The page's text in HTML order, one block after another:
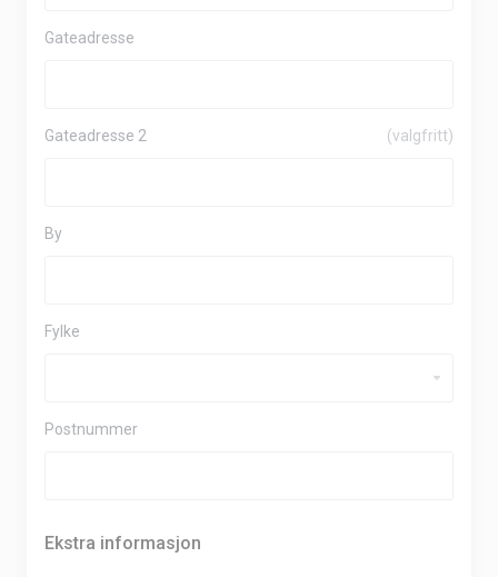
Gateadresse
Gateadresse 2 (valgfritt)
By
Fylke
Postnummer
Ekstra informasjon